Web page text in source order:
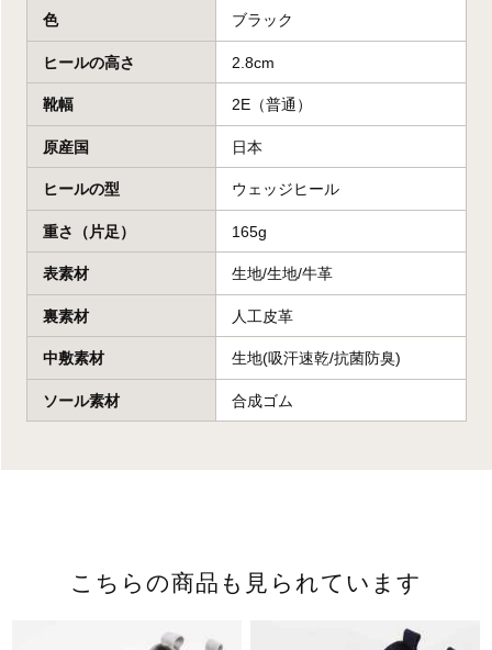
色 ブラック
ヒールの高さ 2.8cm
靴幅 2E（普通）
原産国 日本
ヒールの型 ウェッジヒール
重さ（片足） 165g
表素材 生地/生地/牛革
裏素材 人工皮革
中敷素材 生地(吸汗速乾/抗菌防臭)
ソール素材 合成ゴム
こちらの商品も見られています